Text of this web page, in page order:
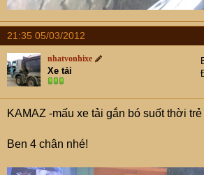
21:35 05/03/2012
nhatvonhixe
Xe tải
KAMAZ -mấu xe tải gắn bó suốt thời
Ben 4 chân nhé!